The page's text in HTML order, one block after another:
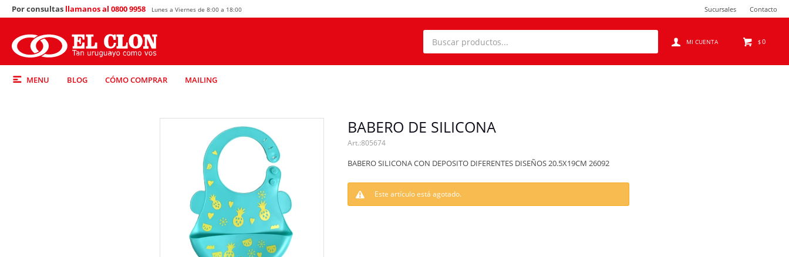
MENU BLOG CÓMO COMPRAR MAILING
$0
Por consultas llamanos al 0800 9958 Lunes a Viernes de 8:00 a 18:00 Sucursales Contacto
BABERO DE SILICONA
805674
BABERO SILICONA CON DEPOSITO DIFERENTES DISEÑOS 20.5X19CM 26092
Este artículo está agotado.